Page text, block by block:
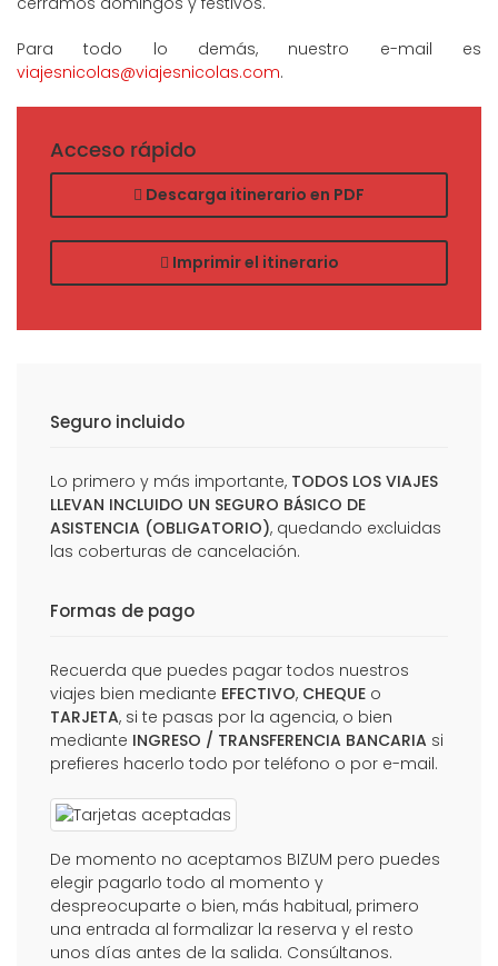
Para todo lo demás, nuestro e-mail es
viajesnicolas@viajesnicolas.com.
Acceso rápido
Descarga itinerario en PDF
Imprimir el itinerario
Seguro incluido
Lo primero y más importante, TODOS LOS VIAJES
LLEVAN INCLUIDO UN SEGURO BÁSICO DE
ASISTENCIA (OBLIGATORIO), quedando excluidas
las coberturas de cancelación.
Formas de pago
Recuerda que puedes pagar todos nuestros
viajes bien mediante EFECTIVO, CHEQUE o
TARJETA, si te pasas por la agencia, o bien
mediante INGRESO / TRANSFERENCIA BANCARIA si
prefieres hacerlo todo por teléfono o por e-mail.
De momento no aceptamos BIZUM pero puedes
elegir pagarlo todo al momento y
despreocuparte o bien, más habitual, primero
una entrada al formalizar la reserva y el resto
unos días antes de la salida. Consúltanos.